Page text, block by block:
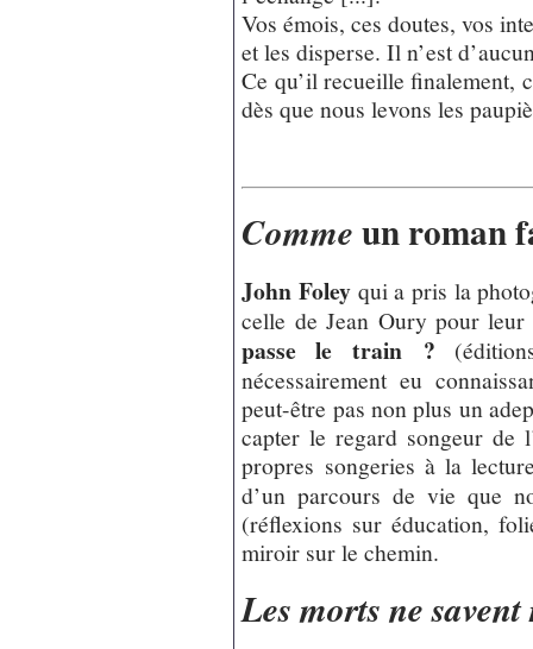
Vos émois, ces doutes, vos
et les disperse. Il n’est
Ce qu’il recueille finalement,
dès que nous levons les
Commeun roman
John Foley qui a pris la
celle de Jean Oury pour
passe le train ?
nécessairement eu
peut-être pas non plus un
capter le regard songeur de
propres songeries à la
d’un parcours de vie que
(réflexions sur éducation,
miroir sur le chemin.
Les morts ne